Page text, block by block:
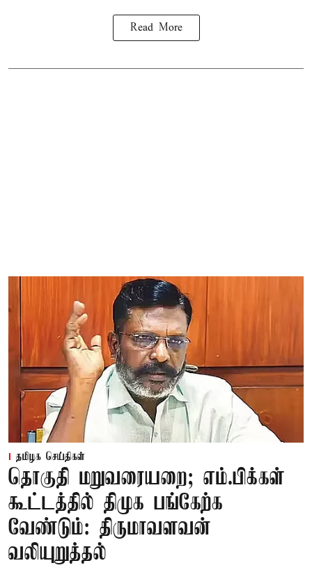
Read More
தமிழக செய்திகள்
தொகுதி மறுவரையறை; எம்.பிக்கள்
கூட்டத்தில் திமுக பங்கேற்க
வேண்டும்: திருமாவளவன்
வலியுறுத்தல்